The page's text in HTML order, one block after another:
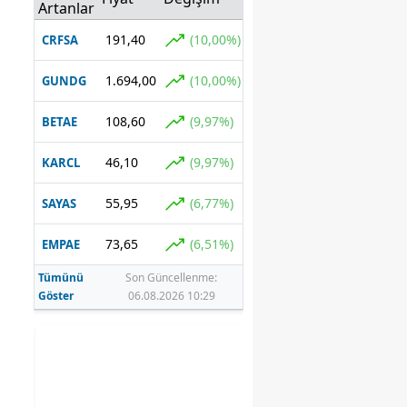
paylaştı
Artanlar
CRFSA 191,40 (10,00%)
GUNDG 1.694,00 (10,00%)
BETAE 108,60 (9,97%)
KARCL 46,10 (9,97%)
SAYAS 55,95 (6,77%)
EMPAE 73,65 (6,51%)
Tümünü
Göster
Son Güncellenme:
06.08.2026 10:29